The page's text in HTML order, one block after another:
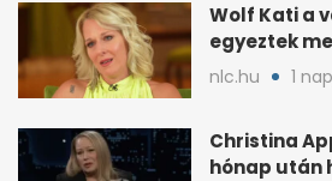
Wolf Kati a
egyeztek
nlc.hu 1
Christina
hónap után